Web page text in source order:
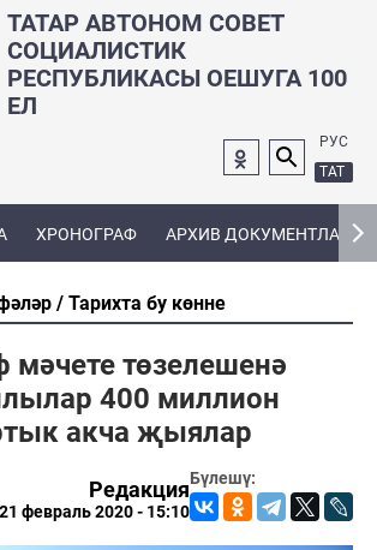
ТАТАР АВТОНОМ СОВЕТ
СОЦИАЛИСТИК
РЕСПУБЛИКАСЫ ОЕШУГА 100
ЕЛ
РУС
ТАТ
ХРОНОГРАФ АРХИВ ДОКУМЕНТЛАРЫ
Тарихта бу көнне
төзелешенә
400 миллион
акча җыялар
Бүлешү:
Редакция
21 февраль 2020 - 15:10